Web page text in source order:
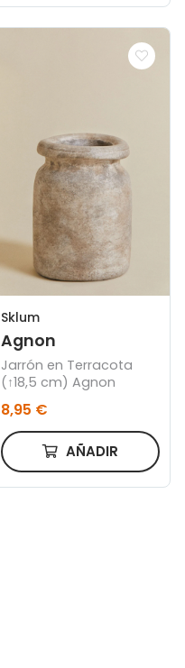
Sklum
Agnon
Jarrón en Terracota
(↑18,5 cm) Agnon
8,95 €
AÑADIR